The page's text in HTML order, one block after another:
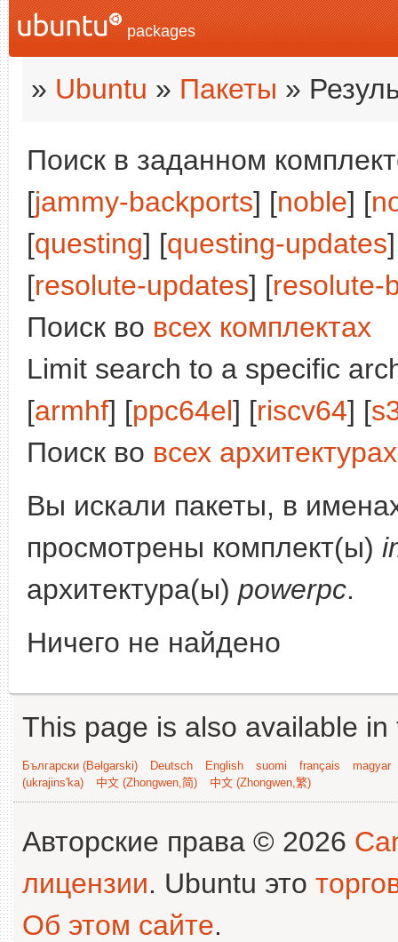
packages
» Ubuntu » Пакеты »
Поиск в заданном
[jammy-backports] [noble] [
[questing] [questing-updates
[resolute-updates] [resolute-
Поиск во всех комплектах
Limit search to a specific
[armhf] [ppc64el] [riscv64] [
Поиск во всех архитектурах
Вы искали пакеты, в
просмотрены комплект(ы)
архитектура(ы) powerpc.
Ничего не найдено
This page is also available
Български (Bəlgarski) Deutsch English suomi français
magyar
(ukrajins'ka)
中文 (Zhongwen,简) 中文 (Zhongwen,繁)
Авторские права © 2026
лицензии. Ubuntu это
Об этом сайте.